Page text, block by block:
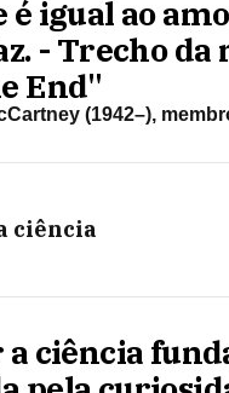
é igual ao
- Trecho da
End"
(1942–),
ciência
a ciência